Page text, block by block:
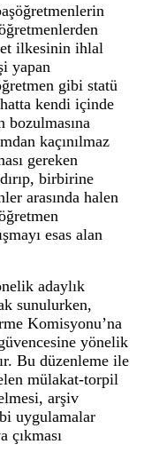
ilkesinin ihlal
yapan
gibi statü
hatta kendi içinde
bozulmasına
kaçınılmaz
gereken
birbirine
arasında halen
esas alan
adaylık
sunulurken,
Komisyonu’na
yönelik
Bu düzenleme ile
mülakat-torpil
arşiv
uygulamalar
çıkması